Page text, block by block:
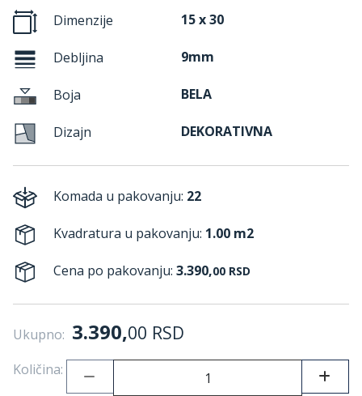
Dimenzije 15 x 30
Debljina 9mm
Boja BELA
Dizajn DEKORATIVNA
Komada u pakovanju: 22
Kvadratura u pakovanju: 1.00 m2
Cena po pakovanju: 3.390,00 RSD
Ukupno: 3.390,00 RSD
Količina: